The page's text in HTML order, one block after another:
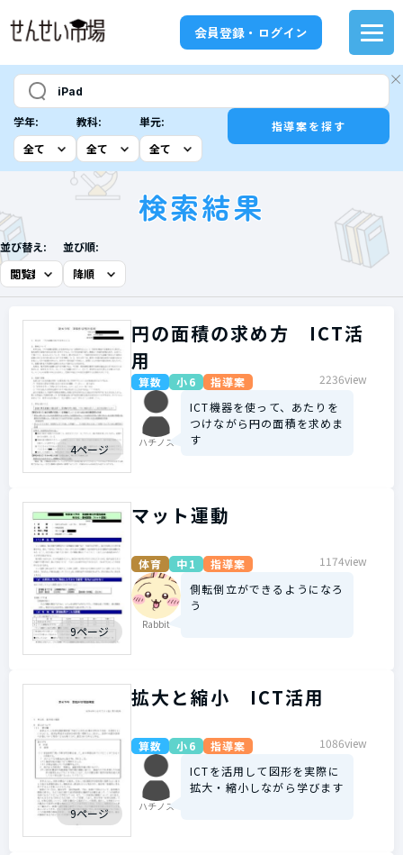
会員登録・ログイン
学年: 教科: 単元: 指導案を探す
検索結果
並び替え: 並び順:
4ページ
円の面積の求め方 ICT活
用
算数 小6 指導案 2236view
ハチノス
ICT機器を使って、あたりを
つけながら円の面積を求めま
す
9ページ
マット運動
体育 中1 指導案 1174view
Rabbit
側転倒立ができるようになろ
う
9ページ
拡大と縮小 ICT活用
算数 小6 指導案 1086view
ハチノス
ICTを活用して図形を実際に
拡大・縮小しながら学びます